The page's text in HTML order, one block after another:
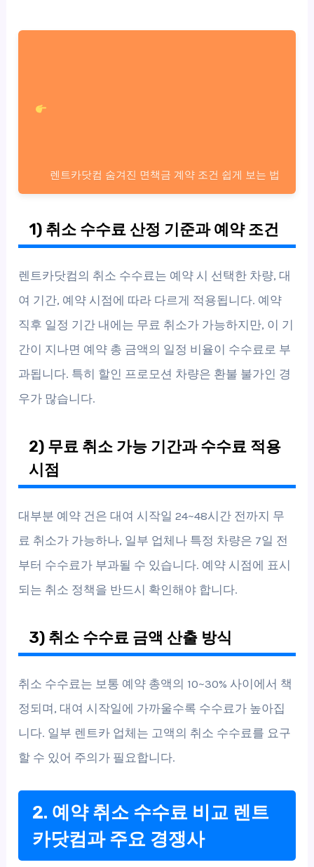
렌트카닷컴 숨겨진 면책금 계약 조건 쉽게 보는 법
1) 취소 수수료 산정 기준과 예약 조건
렌트카닷컴의 취소 수수료는 예약 시 선택한 차량, 대
여 기간, 예약 시점에 따라 다르게 적용됩니다. 예약
직후 일정 기간 내에는 무료 취소가 가능하지만, 이 기
간이 지나면 예약 총 금액의 일정 비율이 수수료로 부
과됩니다. 특히 할인 프로모션 차량은 환불 불가인 경
우가 많습니다.
2) 무료 취소 가능 기간과 수수료 적용
시점
대부분 예약 건은 대여 시작일 24~48시간 전까지 무
료 취소가 가능하나, 일부 업체나 특정 차량은 7일 전
부터 수수료가 부과될 수 있습니다. 예약 시점에 표시
되는 취소 정책을 반드시 확인해야 합니다.
3) 취소 수수료 금액 산출 방식
취소 수수료는 보통 예약 총액의 10~30% 사이에서 책
정되며, 대여 시작일에 가까울수록 수수료가 높아집
니다. 일부 렌트카 업체는 고액의 취소 수수료를 요구
할 수 있어 주의가 필요합니다.
2. 예약 취소 수수료 비교 렌트
카닷컴과 주요 경쟁사